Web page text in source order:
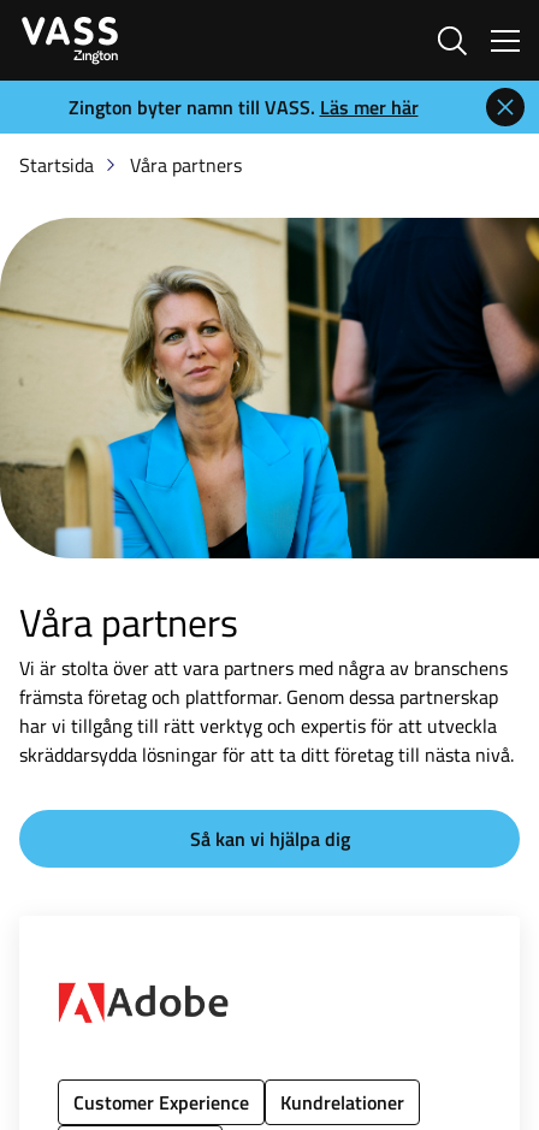
Sök
Zington byter namn till VASS. Läs mer här
Startsida
Våra partners
Våra partners
Vi är stolta över att vara partners med några av branschens
främsta företag och plattformar. Genom dessa partnerskap
har vi tillgång till rätt verktyg och expertis för att utveckla
skräddarsydda lösningar för att ta ditt företag till nästa nivå.
Så kan vi hjälpa dig
Customer Experience
Kundrelationer